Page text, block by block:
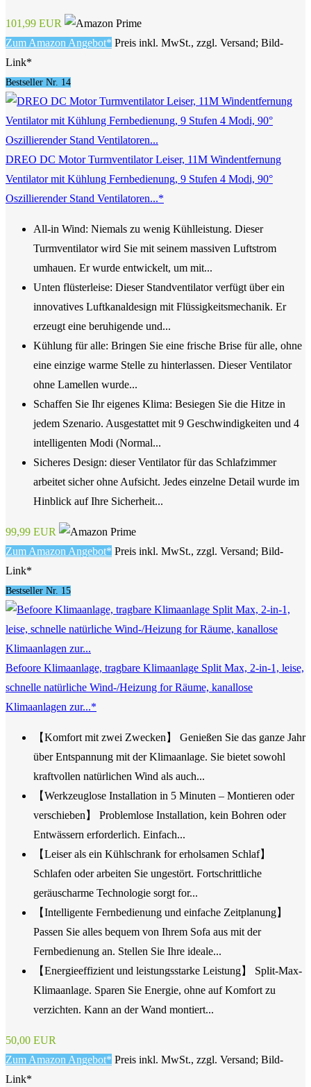
101,99 EUR
Zum Amazon Angebot* Preis inkl. MwSt., zzgl. Versand; Bild-
Link*
Bestseller Nr. 14
DREO DC Motor Turmventilator Leiser, 11M Windentfernung
Ventilator mit Kühlung Fernbedienung, 9 Stufen 4 Modi, 90°
Oszillierender Stand Ventilatoren...*
All-in Wind: Niemals zu wenig Kühlleistung. Dieser
Turmventilator wird Sie mit seinem massiven Luftstrom
umhauen. Er wurde entwickelt, um mit...
Unten flüsterleise: Dieser Standventilator verfügt über ein
innovatives Luftkanaldesign mit Flüssigkeitsmechanik. Er
erzeugt eine beruhigende und...
Kühlung für alle: Bringen Sie eine frische Brise für alle, ohne
eine einzige warme Stelle zu hinterlassen. Dieser Ventilator
ohne Lamellen wurde...
Schaffen Sie Ihr eigenes Klima: Besiegen Sie die Hitze in
jedem Szenario. Ausgestattet mit 9 Geschwindigkeiten und 4
intelligenten Modi (Normal...
Sicheres Design: dieser Ventilator für das Schlafzimmer
arbeitet sicher ohne Aufsicht. Jedes einzelne Detail wurde im
Hinblick auf Ihre Sicherheit...
99,99 EUR
Zum Amazon Angebot* Preis inkl. MwSt., zzgl. Versand; Bild-
Link*
Bestseller Nr. 15
Befoore Klimaanlage, tragbare Klimaanlage Split Max, 2-in-1, leise,
schnelle natürliche Wind-/Heizung for Räume, kanallose
Klimaanlagen zur...*
【Komfort mit zwei Zwecken】 Genießen Sie das ganze Jahr
über Entspannung mit der Klimaanlage. Sie bietet sowohl
kraftvollen natürlichen Wind als auch...
【Werkzeuglose Installation in 5 Minuten – Montieren oder
verschieben】 Problemlose Installation, kein Bohren oder
Entwässern erforderlich. Einfach...
【Leiser als ein Kühlschrank for erholsamen Schlaf】
Schlafen oder arbeiten Sie ungestört. Fortschrittliche
geräuscharme Technologie sorgt for...
【Intelligente Fernbedienung und einfache Zeitplanung】
Passen Sie alles bequem von Ihrem Sofa aus mit der
Fernbedienung an. Stellen Sie Ihre ideale...
【Energieeffizient und leistungsstarke Leistung】 Split-Max-
Klimaanlage. Sparen Sie Energie, ohne auf Komfort zu
verzichten. Kann an der Wand montiert...
50,00 EUR
Zum Amazon Angebot* Preis inkl. MwSt., zzgl. Versand; Bild-
Link*